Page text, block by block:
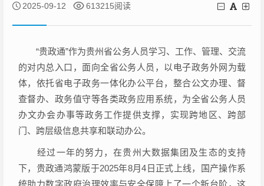
2025-09-12 613215阅读
“贵政通”作为贵州省公务人员学习、工作、管理、交流
的对内总入口，面向全省公务人员，以电子政务外网为载
体，依托省电子政务一体化办公平台，整合公文办理、督
查督办、政务值守等各类政务应用系统，为全省公务人员
办文办会办事等政务工作提供支撑，实现跨地区、跨部
门、跨层级信息共享和联动办公。
经过一年的努力，在贵州大数据集团及生态的支持
下，贵政通鸿蒙版于2025年8月4日正式上线，国产操作系
统助力数字政府治理效率与安全保障上了一个新台阶，这